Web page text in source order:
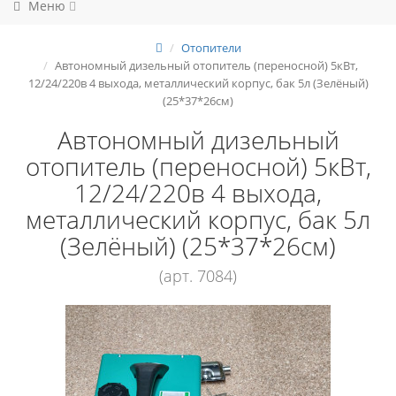
Меню
Отопители
Автономный дизельный отопитель (переносной) 5кВт,
12/24/220в 4 выхода, металлический корпус, бак 5л (Зелёный)
(25*37*26см)
Автономный дизельный
отопитель (переносной) 5кВт,
12/24/220в 4 выхода,
металлический корпус, бак 5л
(Зелёный) (25*37*26см)
(арт. 7084)